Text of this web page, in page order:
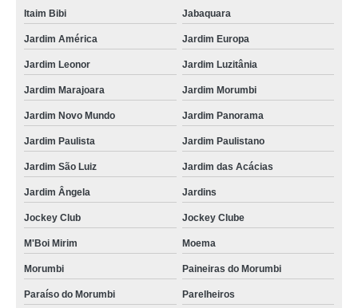
Itaim Bibi Jabaquara
Jardim América Jardim Europa
Jardim Leonor Jardim Luzitânia
Jardim Marajoara Jardim Morumbi
Jardim Novo Mundo Jardim Panorama
Jardim Paulista Jardim Paulistano
Jardim São Luiz Jardim das Acácias
Jardim Ângela Jardins
Jockey Club Jockey Clube
M'Boi Mirim Moema
Morumbi Paineiras do Morumbi
Paraíso do Morumbi Parelheiros